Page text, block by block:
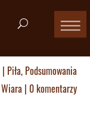
| Piła, Podsumowania
Wiara| 0 komentarzy